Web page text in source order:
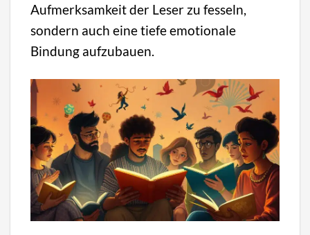
Aufmerksamkeit der Leser zu fesseln,
sondern auch eine tiefe emotionale
Bindung aufzubauen.